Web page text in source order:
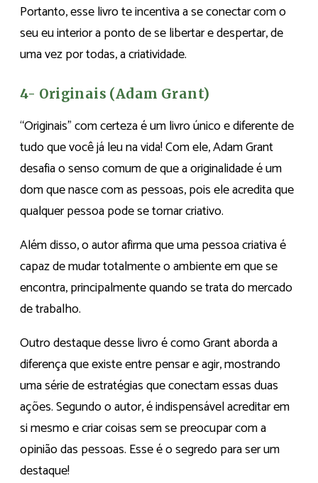
Portanto, esse livro te incentiva a se conectar com o
seu eu interior a ponto de se libertar e despertar, de
uma vez por todas, a criatividade.
4- Originais (Adam Grant)
“Originais” com certeza é um livro único e diferente de
tudo que você já leu na vida! Com ele, Adam Grant
desafia o senso comum de que a originalidade é um
dom que nasce com as pessoas, pois ele acredita que
qualquer pessoa pode se tornar criativo.
Além disso, o autor afirma que uma pessoa criativa é
capaz de mudar totalmente o ambiente em que se
encontra, principalmente quando se trata do mercado
de trabalho.
Outro destaque desse livro é como Grant aborda a
diferença que existe entre pensar e agir, mostrando
uma série de estratégias que conectam essas duas
ações. Segundo o autor, é indispensável acreditar em
si mesmo e criar coisas sem se preocupar com a
opinião das pessoas. Esse é o segredo para ser um
destaque!